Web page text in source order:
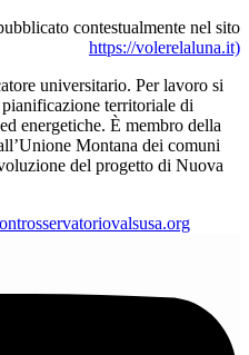
contestualmente nel sito
https://volerelaluna.it)
universitario. Per lavoro si
territoriale di
energetiche. È membro della
Montana dei comuni
del progetto di Nuova